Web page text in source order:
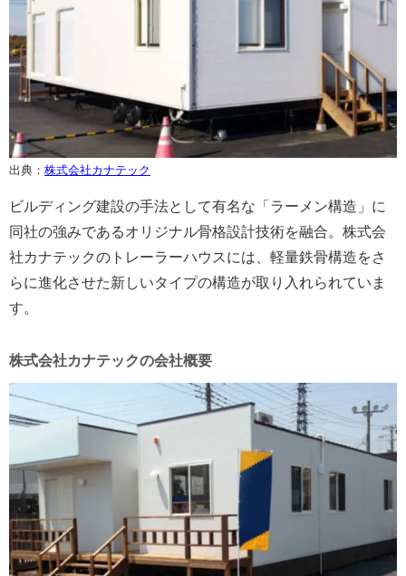
出典： 株式会社カナテック
ビルディング建設の手法として有名な「ラーメン構造」に
同社の強みであるオリジナル骨格設計技術を融合。株式会
社カナテックのトレーラーハウスには、軽量鉄骨構造をさ
らに進化させた新しいタイプの構造が取り入れられていま
す。
株式会社カナテックの会社概要